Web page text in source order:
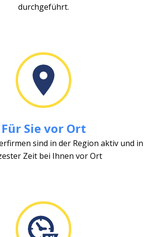
durchgeführt.
Für Sie vor Ort
sind in der Region aktiv und in
Zeit bei Ihnen vor Ort